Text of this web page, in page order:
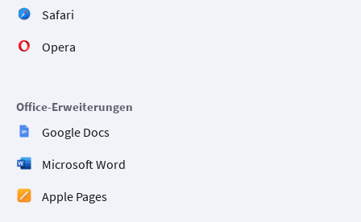
Safari
Opera
Office-Erweiterungen
Google Docs
Microsoft Word
Apple Pages